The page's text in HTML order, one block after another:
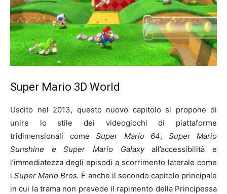
Super Mario 3D World
Uscito nel 2013, questo nuovo capitolo si propone di
unire lo stile dei videogiochi di piattaforme
tridimensionali come Super Mario 64, Super Mario
Sunshine e
Super Mario Galaxyall’accessibilità e
l’immediatezza degli episodi a scorrimento laterale come
iSuper Mario Bros. È anche il secondo capitolo principale
in cui la trama non prevede il rapimento della Principessa